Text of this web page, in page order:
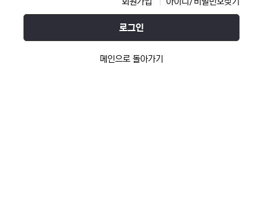
로그인
메인으로 돌아가기